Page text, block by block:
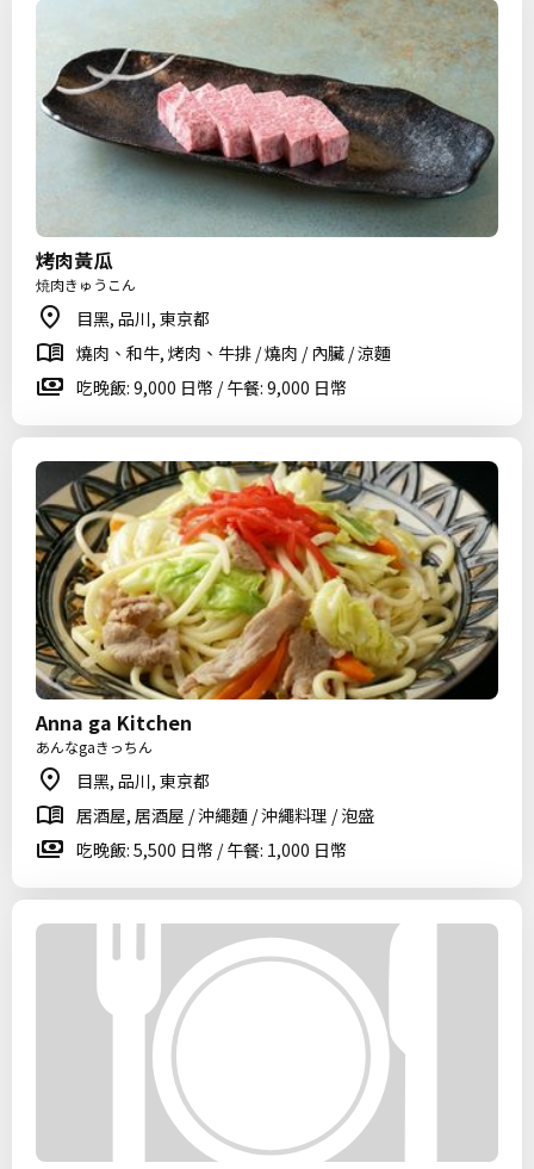
烤肉黃瓜
焼肉きゅうこん
目黑, 品川, 東京都
燒肉、和牛, 烤肉、牛排 / 燒肉 / 內臟 / 涼麵
吃晚飯: 9,000 日幣 / 午餐: 9,000 日幣
Anna ga Kitchen
あんなgaきっちん
目黑, 品川, 東京都
居酒屋, 居酒屋 / 沖繩麵 / 沖繩料理 / 泡盛
吃晚飯: 5,500 日幣 / 午餐: 1,000 日幣